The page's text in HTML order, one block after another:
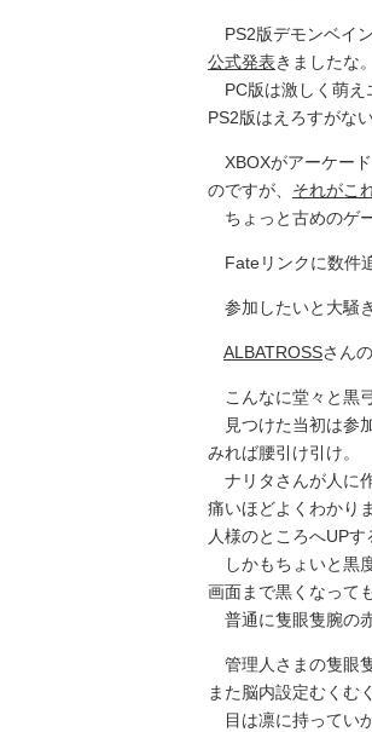
PS2版デモンベイ
公式発表きましたな。
PC版は激しく萌え
PS2版はえろすがな
XBOXがアーケー
のですが、 それがこ
ちょっと古めのゲ
Fateリンクに数件
参加したいと大騒
ALBATROSSさん
こんなに堂々と黒
見つけた当初は参
みれば腰引け引け。
ナリタさんが人に
痛いほどよくわかり
人様のところへUPす
しかもちょいと黒
画面まで黒くなって
普通に隻眼隻腕の
管理人さまの隻眼
また脳内設定むくむ
目は凛に持ってい